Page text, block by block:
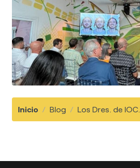
Inicio / Blog / Los Dres. de IOC...